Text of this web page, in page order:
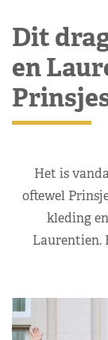
Dit
en
Het is
oftewel
kleding
Laurentien.